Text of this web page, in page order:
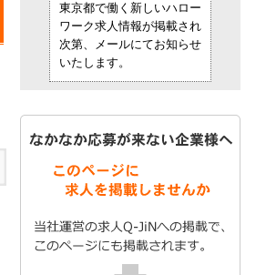
東京都で働く新しいハロー
ワーク求人情報が掲載され
次第、メールにてお知らせ
いたします。